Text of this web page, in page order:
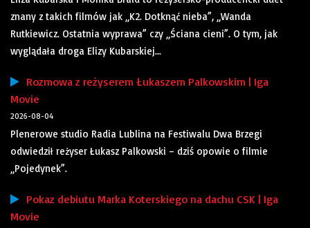
znany z takich filmów jak „K2. Dotknąć nieba”, „Wanda
Rutkiewicz. Ostatnia wyprawa” czy „Ściana cieni”. O tym, jak
wyglądała droga Elizy Kubarskiej...
Rozmowa z reżyserem Łukaszem Palkowskim | Iga
Movie
2026-08-04
Plenerowe studio Radia Lublina na Festiwalu Dwa Brzegi
odwiedził reżyser Łukasz Palkowski – dziś opowie o filmie
„Pojedynek”.
Pokaz debiutu Marka Koterskiego na dachu CSK | Iga
Movie